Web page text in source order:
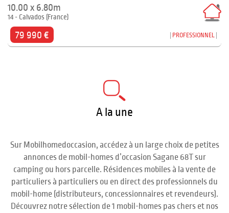
10.00 x 6.80m
14 - Calvados (France)
79 990 € PROFESSIONNEL
A la une
Sur Mobilhomedoccasion, accédez à un large choix de petites
annonces de mobil-homes d’occasion Sagane 68T sur
camping ou hors parcelle. Résidences mobiles à la vente de
particuliers à particuliers ou en direct des professionnels du
mobil-home (distributeurs, concessionnaires et revendeurs).
Découvrez notre sélection de 1 mobil-homes pas chers et nos